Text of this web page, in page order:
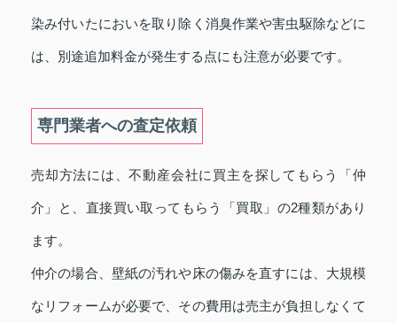
染み付いたにおいを取り除く消臭作業や害虫駆除などに
は、別途追加料金が発生する点にも注意が必要です。
専門業者への査定依頼
売却方法には、不動産会社に買主を探してもらう「仲
介」と、直接買い取ってもらう「買取」の2種類があり
ます。
仲介の場合、壁紙の汚れや床の傷みを直すには、大規模
なリフォームが必要で、その費用は売主が負担しなくて